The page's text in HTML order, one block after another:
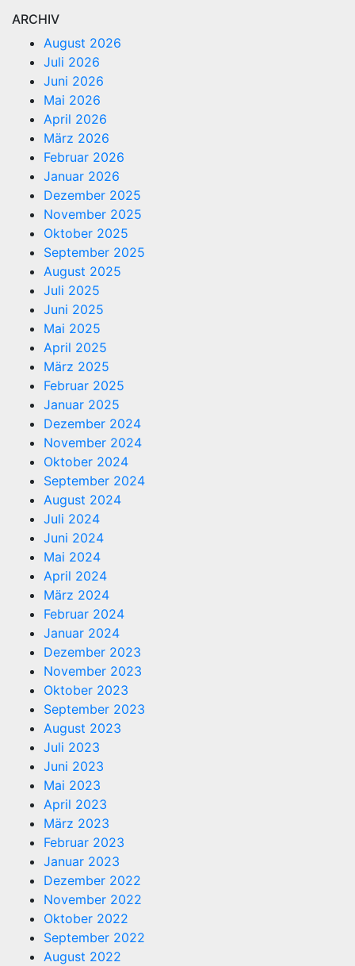
ARCHIV
August 2026
Juli 2026
Juni 2026
Mai 2026
April 2026
März 2026
Februar 2026
Januar 2026
Dezember 2025
November 2025
Oktober 2025
September 2025
August 2025
Juli 2025
Juni 2025
Mai 2025
April 2025
März 2025
Februar 2025
Januar 2025
Dezember 2024
November 2024
Oktober 2024
September 2024
August 2024
Juli 2024
Juni 2024
Mai 2024
April 2024
März 2024
Februar 2024
Januar 2024
Dezember 2023
November 2023
Oktober 2023
September 2023
August 2023
Juli 2023
Juni 2023
Mai 2023
April 2023
März 2023
Februar 2023
Januar 2023
Dezember 2022
November 2022
Oktober 2022
September 2022
August 2022